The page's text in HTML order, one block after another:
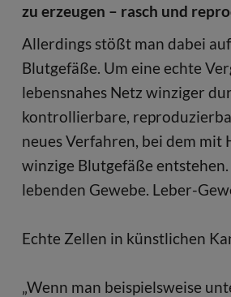
zu erzeugen – rasch und
Allerdings stößt man dabei
Blutgefäße. Um eine echte
lebensnahes Netz winziger
kontrollierbare,
neues Verfahren, bei dem
winzige Blutgefäße
lebenden Gewebe. Leber-
Echte Zellen in künstlichen
„Wenn man beispielsweise